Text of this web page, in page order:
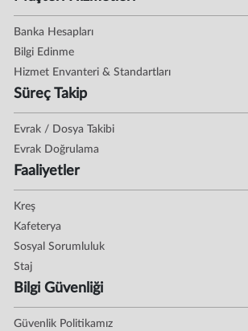
Banka Hesapları
Bilgi Edinme
Hizmet Envanteri & Standartları
Süreç Takip
Evrak / Dosya Takibi
Evrak Doğrulama
Faaliyetler
Kreş
Kafeterya
Sosyal Sorumluluk
Staj
Bilgi Güvenliği
Güvenlik Politikamız